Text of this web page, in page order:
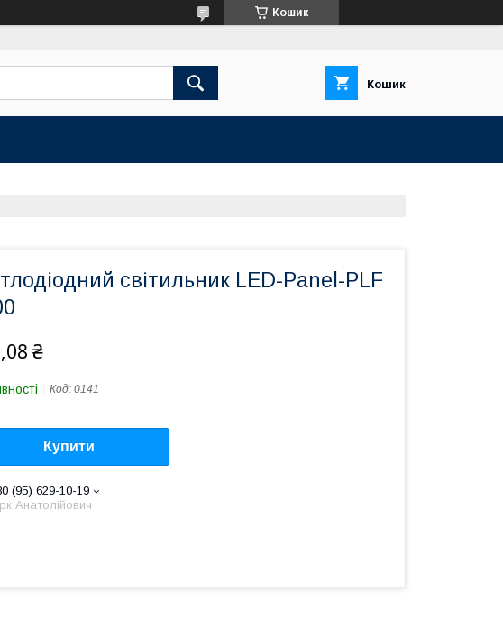
Кошик
Кошик
світильник LED-Panel-PLF
₴
Код: 0141
Купити
(95) 629-10-19
Анатолійович